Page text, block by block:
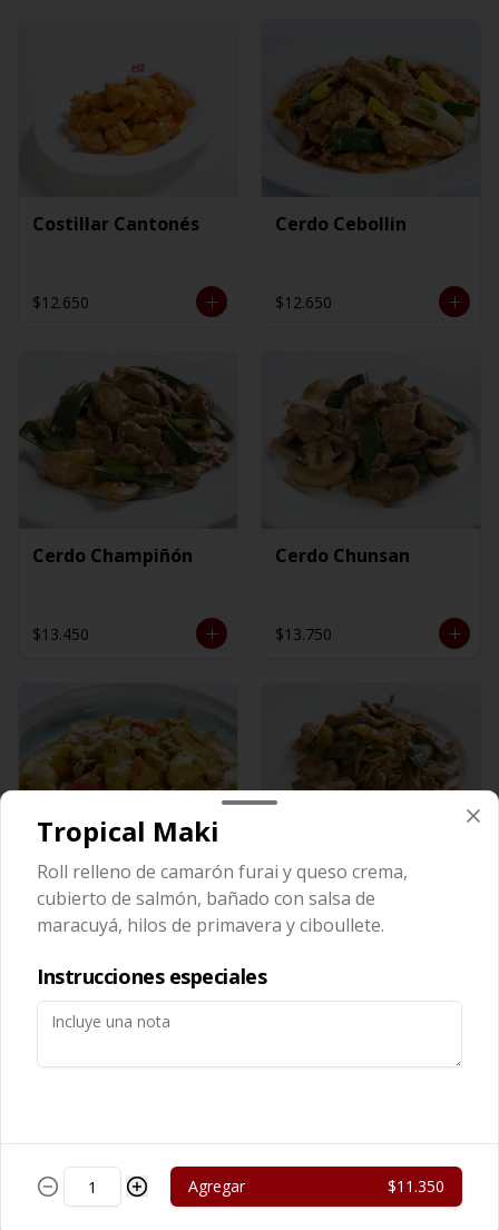
Costillar Cantonés
$12.650
Cerdo Cebollin
$12.650
Cerdo Champiñón
$13.450
Cerdo Chunsan
$13.750
Cerdo Curry
$13.450
Cerdo Mongoliano
Tropical Maki
Roll relleno de camarón furai y queso crema,
cubierto de salmón, bañado con salsa de
maracuyá, hilos de primavera y ciboullete.
Instrucciones especiales
Agregar $11.350